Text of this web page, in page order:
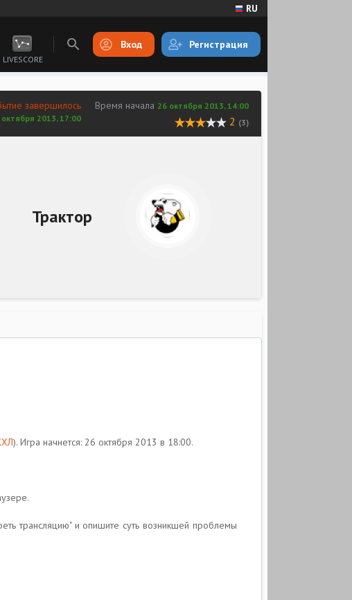
RU
LIVESCORE
Вход Регистрация
Время начала 26 октября 2013, 14:00
2 (3)
завершилось
2013, 17:00
Трактор
). Игра начнется: 26 октября 2013 в 18:00.
трансляцию" и опишите суть возникшей проблемы